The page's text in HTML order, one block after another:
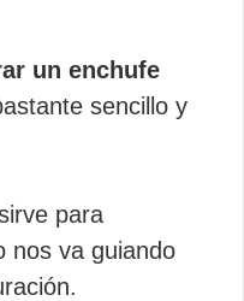
un enchufe
sencillo y
para
nos va guiando